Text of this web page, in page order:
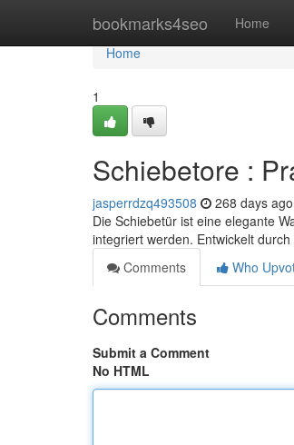
bookmarks4seo Home
Home
Home
1
Schiebetore :
jasperrdzq493508 268 days ago
Die Schiebetür ist eine elegante
integriert werden. Entwickelt
Comments
Who
Comments
Submit a Comment
No HTML